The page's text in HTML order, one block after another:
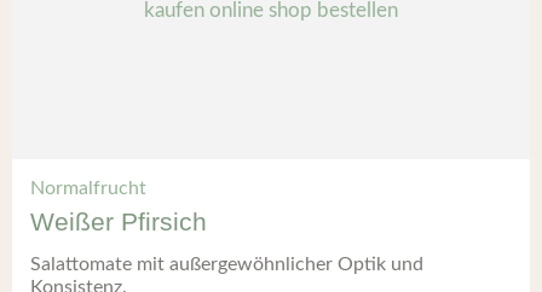
Normalfrucht
Weißer Pfirsich
Salattomate mit außergewöhnlicher Optik und
Konsistenz.